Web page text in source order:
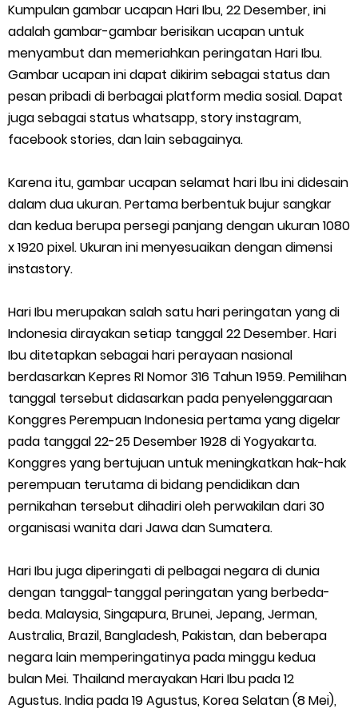
Pendis)
Juknis Penerbitan Ijazah Madrasah Tahun 2026
Solusi Agar Valid Rapor & Status Verval di PDUM Tercentang
Hijau
Cara Mengajukan Tunjangan Insentif di EMIS-GTK Baru
Ajuan Tunjangan Insentif Guru dan Tenaga Kependidikan di
Cara Login EMIS GTK Baru untuk Operator dan PTK
SEB Upacara Bendera di Sekolah dan Madrasah
Cara Install Aplikasi Exam Browser Client TKA 2026
Juknis Pembayaran TPG Guru Madrasah 2026
Pelatihan MOOC Pintar Kemenag Periode Maret 2026
Edaran Penyaluran BOP RA & BOS Madrasah Tahap I Tahun
Yang Dilakukan Proktor Sebelum Simulasi TKA
Juknis Pembelajaran pada Bulan Ramadan 2026
Cara Aktivasi PTK di EMIS GTK
Saturday, 8 August
Kumpulan gambar ucapan Hari Ibu, 22 Desember, ini
adalah gambar-gambar berisikan ucapan untuk
menyambut dan memeriahkan peringatan Hari Ibu.
Gambar ucapan ini dapat dikirim sebagai status dan
pesan pribadi di berbagai platform media sosial. Dapat
juga sebagai status whatsapp, story instagram,
facebook stories, dan lain sebagainya.
Karena itu, gambar ucapan selamat hari Ibu ini didesain
dalam dua ukuran. Pertama berbentuk bujur sangkar
dan kedua berupa persegi panjang dengan ukuran 1080
x 1920 pixel. Ukuran ini menyesuaikan dengan dimensi
instastory.
Hari Ibu merupakan salah satu hari peringatan yang di
Indonesia dirayakan setiap tanggal 22 Desember. Hari
Ibu ditetapkan sebagai hari perayaan nasional
berdasarkan Kepres RI Nomor 316 Tahun 1959. Pemilihan
tanggal tersebut didasarkan pada penyelenggaraan
Konggres Perempuan Indonesia pertama yang digelar
pada tanggal 22-25 Desember 1928 di Yogyakarta.
Konggres yang bertujuan untuk meningkatkan hak-hak
perempuan terutama di bidang pendidikan dan
pernikahan tersebut dihadiri oleh perwakilan dari 30
organisasi wanita dari Jawa dan Sumatera.
Hari Ibu juga diperingati di pelbagai negara di dunia
dengan tanggal-tanggal peringatan yang berbeda-
beda. Malaysia, Singapura, Brunei, Jepang, Jerman,
Australia, Brazil, Bangladesh, Pakistan, dan beberapa
negara lain memperingatinya pada minggu kedua
bulan Mei. Thailand merayakan Hari Ibu pada 12
Agustus. India pada 19 Agustus, Korea Selatan (8 Mei),